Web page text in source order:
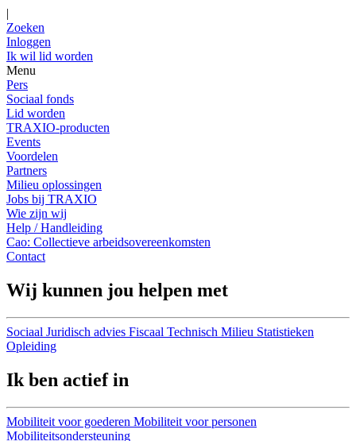
|
Zoeken
Inloggen
Ik wil lid worden
Menu
Pers
Sociaal fonds
Lid worden
TRAXIO-producten
Events
Voordelen
Partners
Milieu oplossingen
Jobs bij TRAXIO
Wie zijn wij
Help / Handleiding
Cao: Collectieve arbeidsovereenkomsten
Contact
Wij kunnen jou helpen met
Sociaal Juridisch advies Fiscaal Technisch Milieu Statistieken
Opleiding
Ik ben actief in
Mobiliteit voor goederen Mobiliteit voor personen
Mobiliteitsondersteuning